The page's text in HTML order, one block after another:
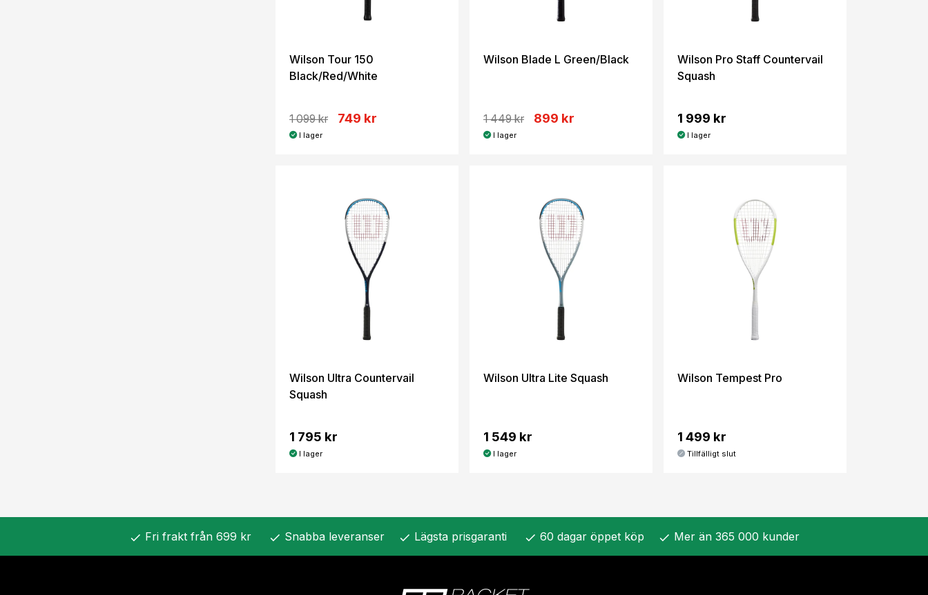
Wilson Tour 150
Black/Red/White
1 099 kr 749 kr
I lager
Wilson Blade L Green/Black
1 449 kr 899 kr
I lager
Wilson Pro Staff Countervail
Squash
1 999 kr
I lager
Wilson Ultra Countervail
Squash
1 795 kr
I lager
Wilson Ultra Lite Squash
1 549 kr
I lager
Wilson Tempest Pro
1 499 kr
Tillfälligt slut
check Fri frakt från 699 kr check Snabba leveranser check Lägsta prisgaranti check 60 dagar öppet köp check Mer än 365 000 kunder